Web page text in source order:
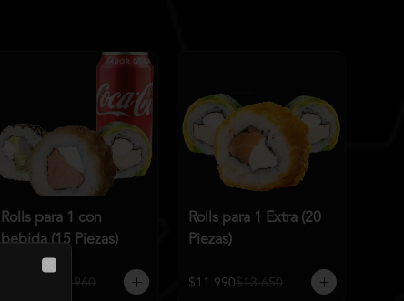
Rolls para 1 con
bebida (15 Piezas)
$11.960
Rolls para 1 Extra (20
Piezas)
$11.990$13.650
Close